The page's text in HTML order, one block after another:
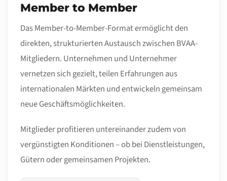
Member to Member
Das Member-to-Member-Format ermöglicht den
direkten, strukturierten Austausch zwischen BVAA-
Mitgliedern. Unternehmen und Unternehmer
vernetzen sich gezielt, teilen Erfahrungen aus
internationalen Märkten und entwickeln gemeinsam
neue Geschäftsmöglichkeiten.
Mitglieder profitieren untereinander zudem von
vergünstigten Konditionen – ob bei Dienstleistungen,
Gütern oder gemeinsamen Projekten.